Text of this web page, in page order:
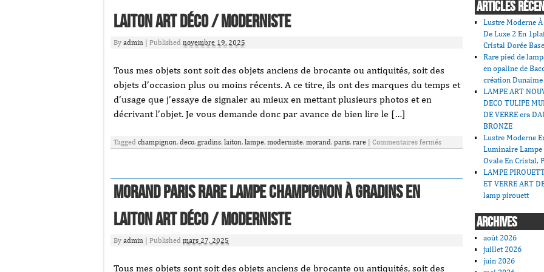
laiton Art Déco / Moderniste
By admin Published novembre 19, 2025
Tous mes objets sont soit des objets anciens de brocante ou antiquités, soit des
objets d’occasion plus ou moins récents. A ce titre, ils ont des marques du temps et
d’usage que j’essaye de signaler au mieux en mettant plusieurs photos et en
décrivant l’objet. Je vous demande donc par avance de bien lire le […]
Tagged champignon, deco, gradins, laiton, lampe, moderniste, morand, paris, rare Commentaires fermés
MORAND PARIS Rare lampe champignon à gradins en
laiton Art Déco / Moderniste
By admin Published mars 27, 2025
Tous mes objets sont soit des objets anciens de brocante ou antiquités, soit des
ARTICLES
Lustre Moderne
De Luxe 2 En
Cristal Dorée
Rare pied de
en opaline de
création Dunaime
LAMPE ART
DECO TULIPE
DE VERRE era
BRONZE
Lustre Moderne
Luminaire Lampe
Ovale En Cristal,
LAMPE
ET VERRE ART
lamp pirouett
ARCHIVES
août 2026
juillet 2026
juin 2026